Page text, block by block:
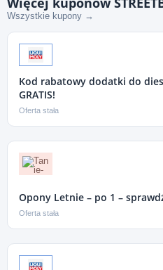
Wszystkie kupony →
Kod rabatowy dodatki do
GRATIS!
Oferta stała
Opony Letnie – po 1 –
Oferta stała